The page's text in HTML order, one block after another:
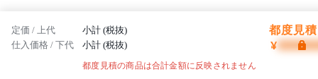
定価 / 上代 小計 (税抜) 都度見
仕入価格 / 下代 小計 (税抜) ¥
都度見積の商品は合計金額に反映されません